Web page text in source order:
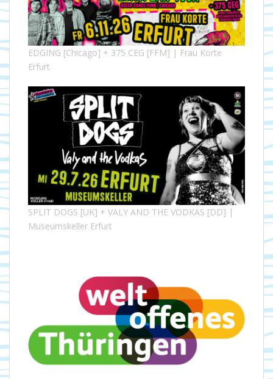
EDGING [Chicago] + 375 CEG [FFM] | Frau Korte
Erfurt
SPLIT DOGS [UK] + VALY AND THE VODKAS [DD] |
Museumskeller Erfurt